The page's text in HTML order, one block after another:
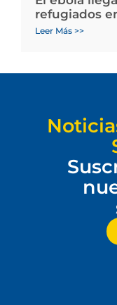
refugiados
Leer Más >>